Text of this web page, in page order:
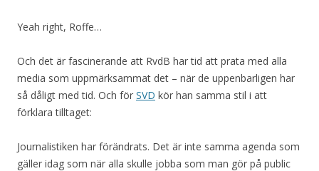
Yeah right, Roffe…
Och det är fascinerande att RvdB har tid att prata med alla
media som uppmärksammat det – när de uppenbarligen har
så dåligt med tid. Och för SVD kör han samma stil i att
förklara tilltaget:
Journalistiken har förändrats. Det är inte samma agenda som
gäller idag som när alla skulle jobba som man gör på public